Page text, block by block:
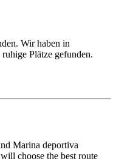
Wir haben in
Plätze gefunden.
Marina deportiva
choose the best route